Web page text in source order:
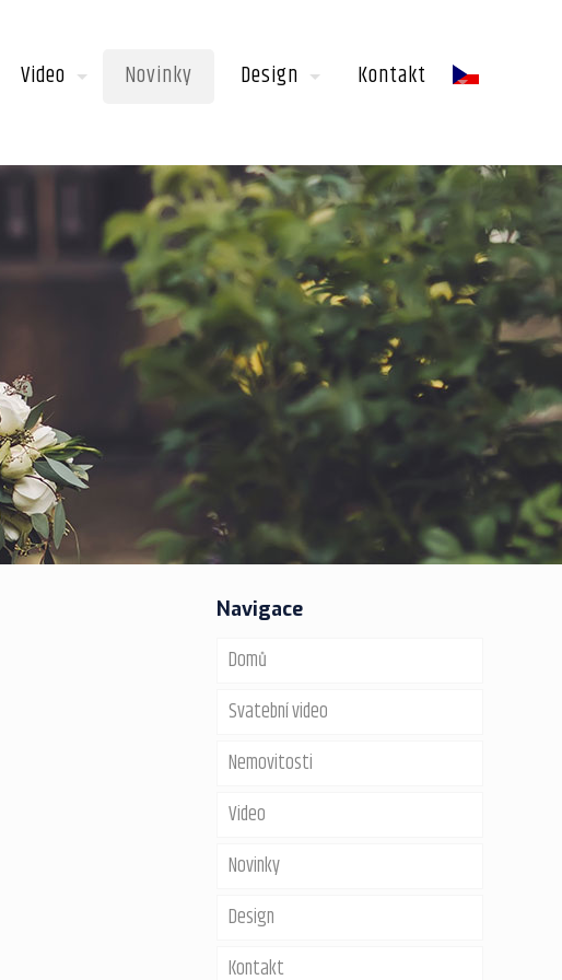
Video Novinky Design Kontakt
Navigace
Domů
Svatební video
Nemovitosti
Fotografie
Videoprohlídky
Virtuální prohlídky
Virtual staging
Video
Maturitní video
Videoprohlídky nemovitostí
360 video spin
Novinky
Design
Webové stránky
Kontakt